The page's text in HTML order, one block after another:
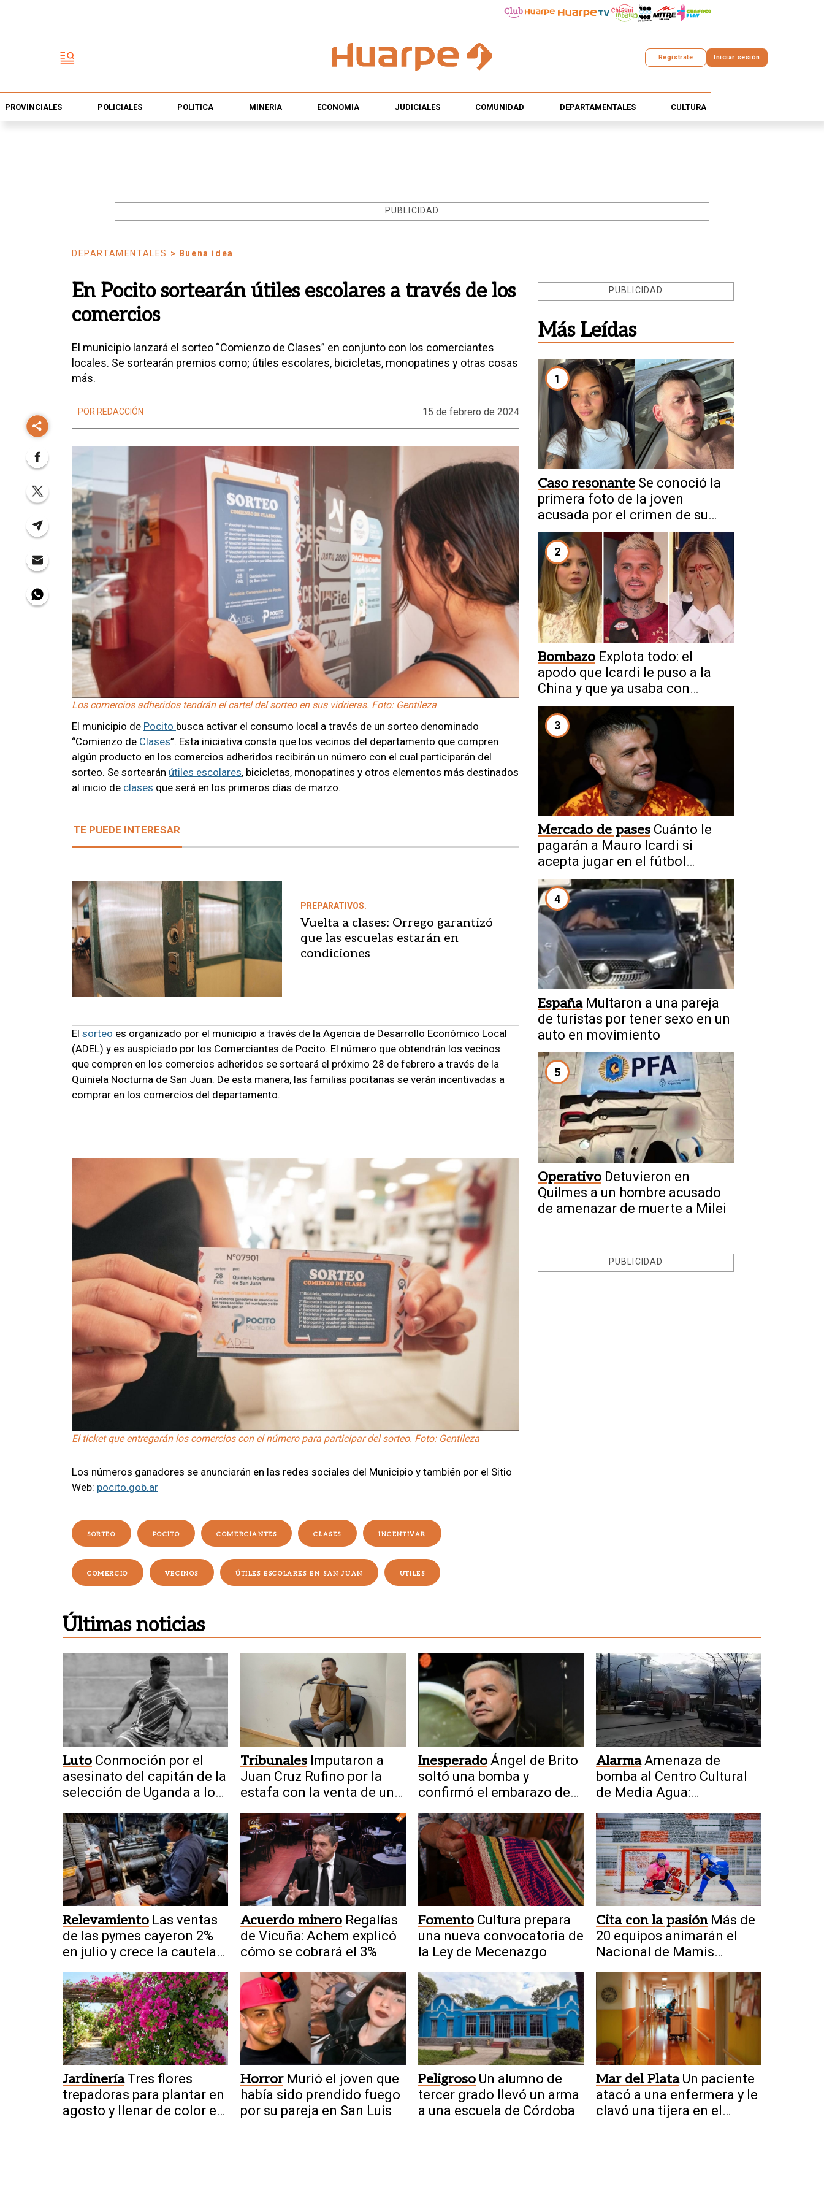
Registrate Iniciar sesión
PROVINCIALES POLICIALES POLÍTICA MINERÍA ECONOMÍA JUDICIALES COMUNIDAD DEPARTAMENTALES CULTURA
PUBLICIDAD
DEPARTAMENTALES > Buena idea
En Pocito sortearán útiles escolares a través de los
comercios
El municipio lanzará el sorteo “Comienzo de Clases” en conjunto con los comerciantes
locales. Se sortearán premios como; útiles escolares, bicicletas, monopatines y otras cosas
más.
POR REDACCIÓN 15 de febrero de 2024
Los comercios adheridos tendrán el cartel del sorteo en sus vidrieras. Foto: Gentileza
El municipio de Pocito busca activar el consumo local a través de un sorteo denominado
“Comienzo de Clases”. Esta iniciativa consta que los vecinos del departamento que compren
algún producto en los comercios adheridos recibirán un número con el cual participarán del
sorteo. Se sortearán útiles escolares, bicicletas, monopatines y otros elementos más destinados
al inicio de clases que será en los primeros días de marzo.
TE PUEDE INTERESAR
PREPARATIVOS.
Vuelta a clases: Orrego garantizó
que las escuelas estarán en
condiciones
El sorteo es organizado por el municipio a través de la Agencia de Desarrollo Económico Local
(ADEL) y es auspiciado por los Comerciantes de Pocito. El número que obtendrán los vecinos
que compren en los comercios adheridos se sorteará el próximo 28 de febrero a través de la
Quiniela Nocturna de San Juan. De esta manera, las familias pocitanas se verán incentivadas a
comprar en los comercios del departamento.
El ticket que entregarán los comercios con el número para participar del sorteo. Foto: Gentileza
Los números ganadores se anunciarán en las redes sociales del Municipio y también por el Sitio
Web: pocito.gob.ar
SORTEO POCITO COMERCIANTES CLASES INCENTIVAR
COMERCIO VECINOS ÚTILES ESCOLARES EN SAN JUAN UTILES
PUBLICIDAD
Más Leídas
1
Caso resonante Se conoció la
primera foto de la joven
acusada por el crimen de su
novio en Chaco
2
Bombazo Explota todo: el
apodo que Icardi le puso a la
China y que ya usaba con
Wanda
3
Mercado de pases Cuánto le
pagarán a Mauro Icardi si
acepta jugar en el fútbol
argentino
4
España Multaron a una pareja
de turistas por tener sexo en un
auto en movimiento
5
Operativo Detuvieron en
Quilmes a un hombre acusado
de amenazar de muerte a Milei
PUBLICIDAD
Últimas noticias
Luto Conmoción por el
asesinato del capitán de la
selección de Uganda a los
Tribunales Imputaron a
Juan Cruz Rufino por la
estafa con la venta de un
Inesperado Ángel de Brito
soltó una bomba y
confirmó el embarazo de
Alarma Amenaza de
bomba al Centro Cultural
de Media Agua:
Relevamiento Las ventas
de las pymes cayeron 2%
en julio y crece la cautela
Acuerdo minero Regalías
de Vicuña: Achem explicó
cómo se cobrará el 3%
Fomento Cultura prepara
una nueva convocatoria de
la Ley de Mecenazgo
Cita con la pasión Más de
20 equipos animarán el
Nacional de Mamis
Jardinería Tres flores
trepadoras para plantar en
agosto y llenar de color el
Horror Murió el joven que
había sido prendido fuego
por su pareja en San Luis
Peligroso Un alumno de
tercer grado llevó un arma
a una escuela de Córdoba
Mar del Plata Un paciente
atacó a una enfermera y le
clavó una tijera en el